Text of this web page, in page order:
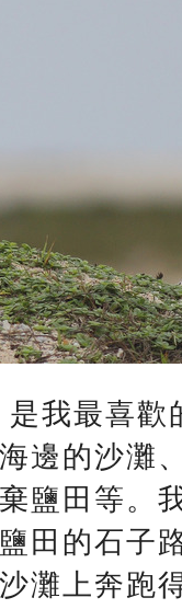
我最喜歡
邊的沙灘
鹽田等。
田的石子
灘上奔跑